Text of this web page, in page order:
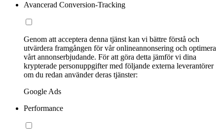
Avancerad Conversion-Tracking
Genom att acceptera denna tjänst kan vi bättre förstå och
utvärdera framgången för vår onlineannonsering och optimera
vårt annonserbjudande. För att göra detta jämför vi dina
krypterade personuppgifter med följande externa leverantörer
om du redan använder deras tjänster:
Google Ads
Performance